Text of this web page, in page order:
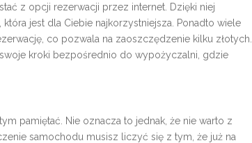
z opcji rezerwacji przez internet. Dzięki niej
jest dla Ciebie najkorzystniejsza. Ponadto wiele
co pozwala na zaoszczędzenie kilku złotych.
kroki bezpośrednio do wypożyczalni, gdzie
pamiętać. Nie oznacza to jednak, że nie warto z
samochodu musisz liczyć się z tym, że już na